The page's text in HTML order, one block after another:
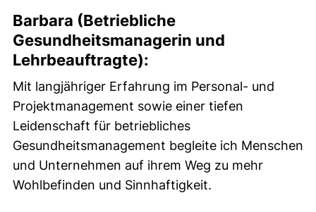
Barbara (Betriebliche
Gesundheitsmanagerin und
Lehrbeauftragte):
Mit langjähriger Erfahrung im Personal- und
Projektmanagement sowie einer tiefen
Leidenschaft für betriebliches
Gesundheitsmanagement begleite ich Menschen
und Unternehmen auf ihrem Weg zu mehr
Wohlbefinden und Sinnhaftigkeit.